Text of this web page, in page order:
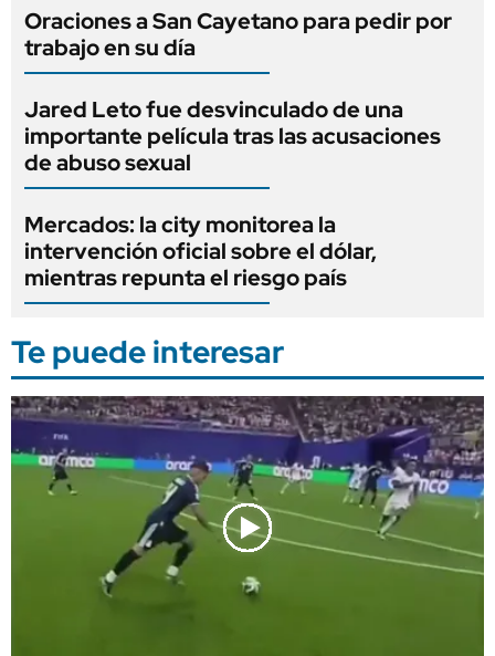
Oraciones a San Cayetano para pedir por
trabajo en su día
Jared Leto fue desvinculado de una
importante película tras las acusaciones
de abuso sexual
Mercados: la city monitorea la
intervención oficial sobre el dólar,
mientras repunta el riesgo país
Te puede interesar